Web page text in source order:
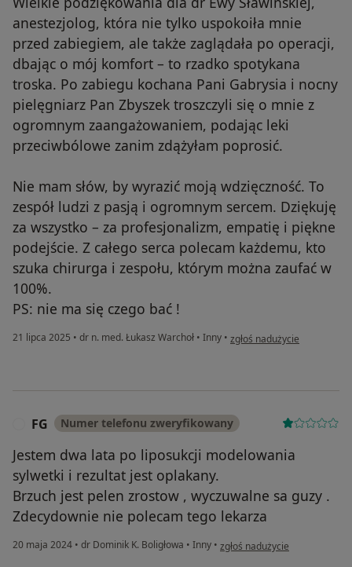
anestezjolog, która nie tylko uspokoiła mnie
przed zabiegiem, ale także zaglądała po operacji,
dbając o mój komfort – to rzadko spotykana
troska. Po zabiegu kochana Pani Gabrysia i nocny
pielęgniarz Pan Zbyszek troszczyli się o mnie z
ogromnym zaangażowaniem, podając leki
przeciwbólowe zanim zdążyłam poprosić.
Nie mam słów, by wyrazić moją wdzięczność. To
zespół ludzi z pasją i ogromnym sercem. Dziękuję
za wszystko – za profesjonalizm, empatię i piękne
podejście. Z całego serca polecam każdemu, kto
szuka chirurga i zespołu, którym można zaufać w
100%.
PS: nie ma się czego bać !
21 lipca 2025 • dr n. med. Łukasz Warchoł • Inny • w opinii użytkownika P..
zgłoś nadużycie
FG Numer telefonu zweryfikowany
Jestem dwa lata po liposukcji modelowania
sylwetki i rezultat jest oplakany.
Brzuch jest pelen zrostow , wyczuwalne sa guzy .
Zdecydownie nie polecam tego lekarza
20 maja 2024 • dr Dominik K. Boligłowa • Inny • w opinii użytkownika FG
zgłoś nadużycie